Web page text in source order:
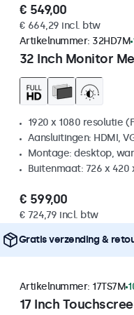
€ 549,00
€ 664,29 incl. btw
32 Inch Monitor
Artikelnummer: 32HD7M
1920 x 1080 resolutie
Aansluitingen: HDMI,
Montage: desktop,
Buitenmaat: 726 x 420
€ 599,00
€ 724,79 incl. btw
Gratis verzending &
17 Inch
Artikelnummer: 17TS7M